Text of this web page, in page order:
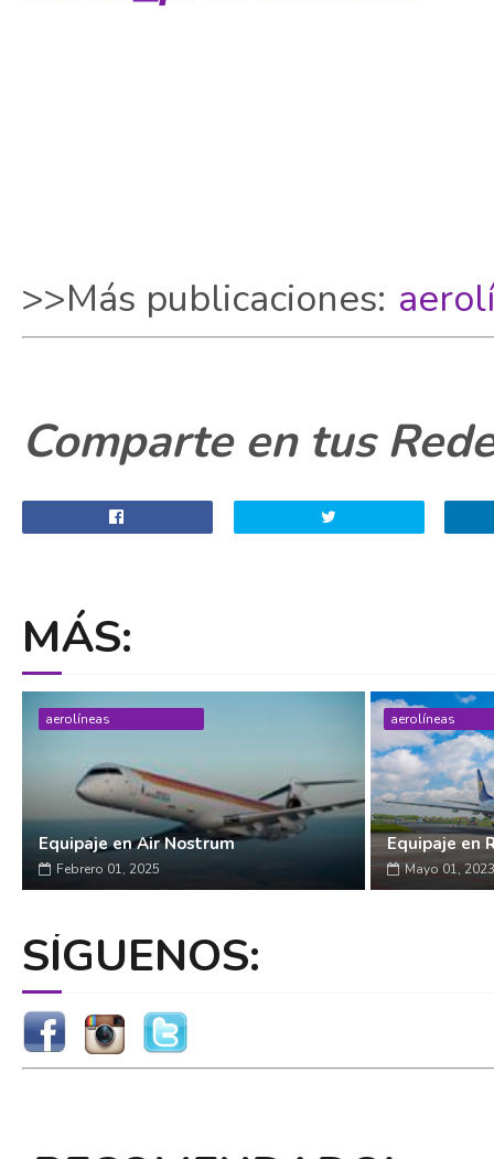
>>Más publicaciones:
Comparte en tus
MÁS:
aerolíneas
Equipaje en Air Nostrum
Febrero 01, 2025
aerolíneas
Equipaje en
Mayo 01, 2023
SÍGUENOS: